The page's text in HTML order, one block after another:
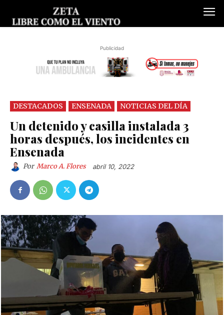
Publicidad
DESTACADOS ENSENADA NOTICIAS DEL DÍA
Un detenido y casilla instalada 3
horas después, los incidentes en
Ensenada
Por Marco A. Flores abril 10, 2022